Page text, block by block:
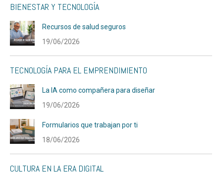
BIENESTAR Y TECNOLOGÍA
Recursos de salud seguros
19/06/2026
TECNOLOGÍA PARA EL EMPRENDIMIENTO
La IA como compañera para diseñar
19/06/2026
Formularios que trabajan por ti
18/06/2026
CULTURA EN LA ERA DIGITAL